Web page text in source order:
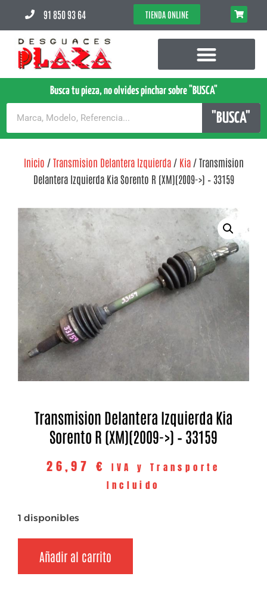
91 850 93 64 TIENDA ONLINE
Busca tu pieza, no olvides pinchar sobre "BUSCA"
"BUSCA"
Inicio /Transmision Delantera Izquierda/ Kia/ Transmision
Delantera Izquierda Kia Sorento R (XM)(2009->) – 33159
Transmision Delantera Izquierda Kia
Sorento R (XM)(2009->) – 33159
26,97 €
IVA y Transporte
Incluido
1 disponibles
Añadir al carrito